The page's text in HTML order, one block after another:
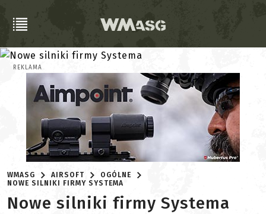
REKLAMA
WMASG AIRSOFT
OGÓLNE
NOWE SILNIKI FIRMY SYSTEMA
Nowe silniki firmy Systema